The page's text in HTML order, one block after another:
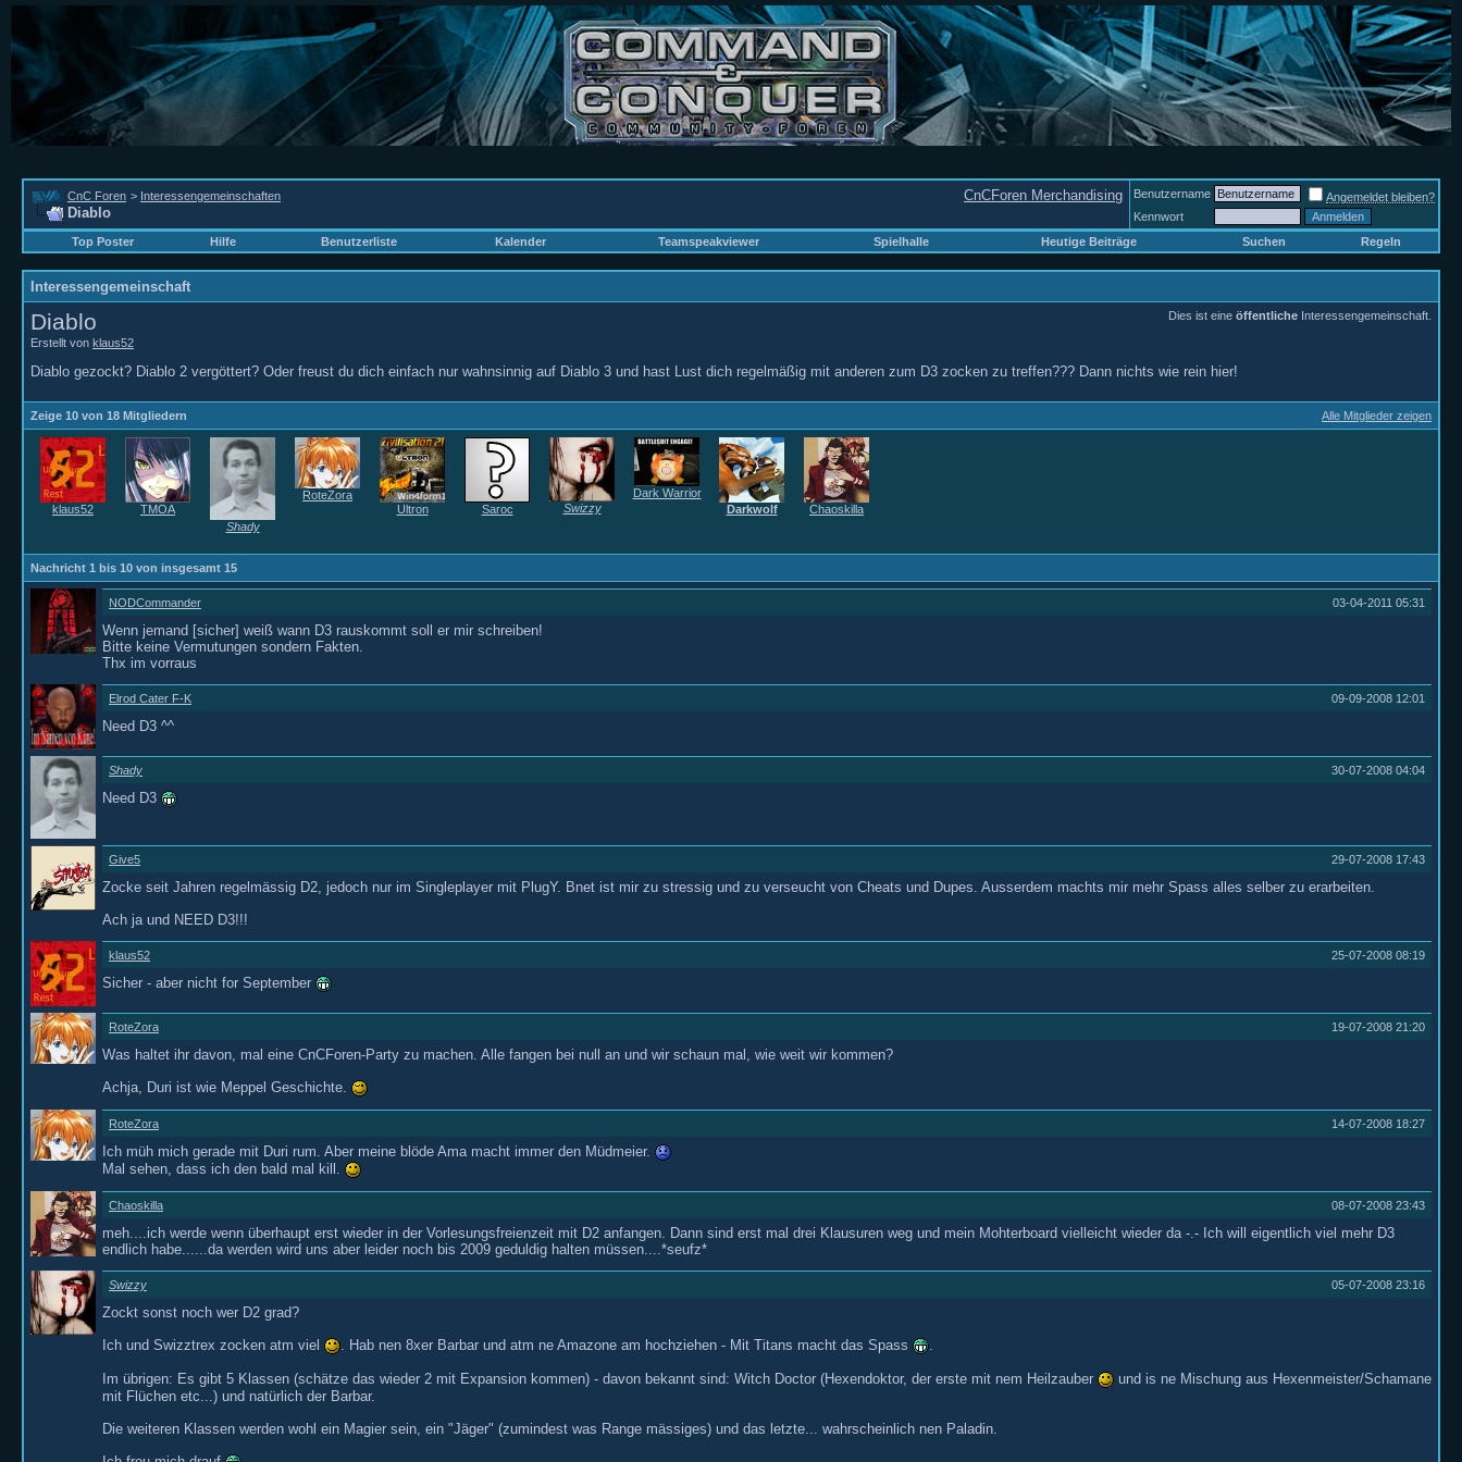
CnCForen Merchandising
CnC Foren > Interessengemeinschaften
Diablo
Benutzername
Angemeldet bleiben?
Kennwort
Top Poster
Hilfe Benutzerliste Kalender Teamspeakviewer Spielhalle Heutige Beiträge Suchen Regeln
Interessengemeinschaft
Dies ist eine öffentliche Interessengemeinschaft.
Diablo
Erstellt von klaus52
Diablo gezockt? Diablo 2 vergöttert? Oder freust du dich einfach nur wahnsinnig auf Diablo 3 und hast Lust dich regelmäßig mit anderen zum D3 zocken zu treffen??? Dann nichts wie rein hier!
Alle Mitglieder zeigen
Zeige 10 von 18 Mitgliedern
klaus52
TMOA
Shady
RoteZora
Ultron
Saroc Swizzy
Dark Warrior
Darkwolf
Chaoskilla
Nachricht 1 bis 10 von insgesamt 15
03-04-2011 05:31
NODCommander
Wenn jemand [sicher] weiß wann D3 rauskommt soll er mir schreiben!
Bitte keine Vermutungen sondern Fakten.
Thx im vorraus
09-09-2008 12:01
Elrod Cater F-K
Need D3 ^^
30-07-2008 04:04
Shady
Need D3
29-07-2008 17:43
Give5
Zocke seit Jahren regelmässig D2, jedoch nur im Singleplayer mit PlugY. Bnet ist mir zu stressig und zu verseucht von Cheats und Dupes. Ausserdem machts mir mehr Spass alles selber zu erarbeiten.
Ach ja und NEED D3!!!
25-07-2008 08:19
klaus52
Sicher - aber nicht for September
19-07-2008 21:20
RoteZora
Was haltet ihr davon, mal eine CnCForen-Party zu machen. Alle fangen bei null an und wir schaun mal, wie weit wir kommen?
Achja, Duri ist wie Meppel Geschichte.
14-07-2008 18:27
RoteZora
Ich müh mich gerade mit Duri rum. Aber meine blöde Ama macht immer den Müdmeier.
Mal sehen, dass ich den bald mal kill.
08-07-2008 23:43
Chaoskilla
meh....ich werde wenn überhaupt erst wieder in der Vorlesungsfreienzeit mit D2 anfangen. Dann sind erst mal drei Klausuren weg und mein Mohterboard vielleicht wieder da -.- Ich will eigentlich viel mehr D3
endlich habe......da werden wird uns aber leider noch bis 2009 geduldig halten müssen....*seufz*
05-07-2008 23:16
Swizzy
Zockt sonst noch wer D2 grad?
Ich und Swizztrex zocken atm viel
. Hab nen 8xer Barbar und atm ne Amazone am hochziehen - Mit Titans macht das Spass
Im übrigen: Es gibt 5 Klassen (schätze das wieder 2 mit Expansion kommen) - davon bekannt sind: Witch Doctor (Hexendoktor, der erste mit nem Heilzauber
und is ne Mischung aus Hexenmeister/Schamane
mit Flüchen etc...) und natürlich der Barbar.
Die weiteren Klassen werden wohl ein Magier sein, ein "Jäger" (zumindest was Range mässiges) und das letzte... wahrscheinlich nen Paladin.